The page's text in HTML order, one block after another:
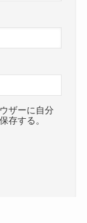
ザーに自分
存する。